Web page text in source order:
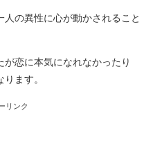
の異性に心が動かされること
恋に本気になれなかったり
ます。
リンク